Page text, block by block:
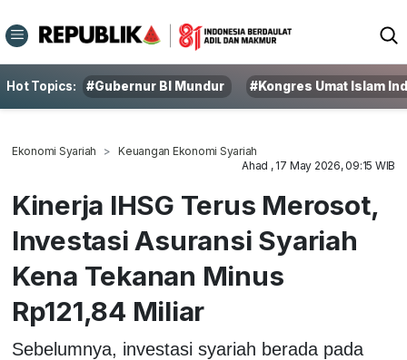
Hot Topics: #Gubernur BI Mundur #Kongres Umat Islam
Ekonomi Syariah
Keuangan Ekonomi Syariah
Ahad , 17 May 2026, 09:15 WIB
Kinerja IHSG Terus Merosot,
Investasi Asuransi Syariah
Kena Tekanan Minus
Rp121,84 Miliar
Sebelumnya, investasi syariah berada pada